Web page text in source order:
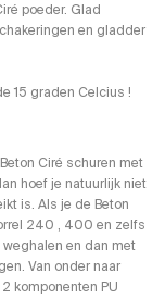
poeder. Glad
en gladder
15 graden Celcius !
Ciré schuren met
hoef je natuurlijk niet
is. Als je de Beton
240 , 400 en zelfs
en dan met
Van onder naar
komponenten PU